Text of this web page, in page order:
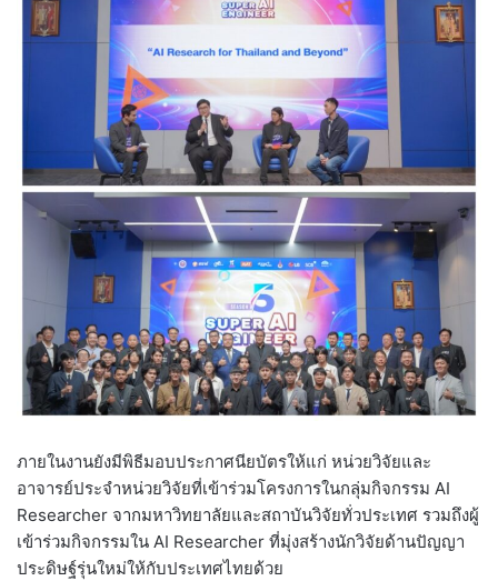
ภายในงานยังมีพิธีมอบประกาศนียบัตรให้แก่ หน่วยวิจัยและ
อาจารย์ประจำหน่วยวิจัยที่เข้าร่วมโครงการในกลุ่มกิจกรรม AI
Researcher จากมหาวิทยาลัยและสถาบันวิจัยทั่วประเทศ รวมถึงผู้
เข้าร่วมกิจกรรมใน AI Researcher ที่มุ่งสร้างนักวิจัยด้านปัญญา
ประดิษฐ์รุ่นใหม่ให้กับประเทศไทยด้วย